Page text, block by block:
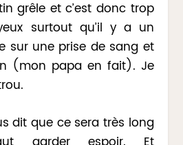
grêle et c’est donc trop
surtout qu’il y a un
sur une prise de sang et
(mon papa en fait). Je
dit que ce sera très long